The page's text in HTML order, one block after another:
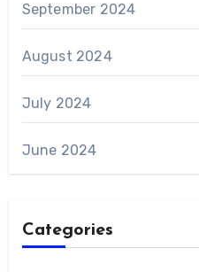
September 2024
August 2024
July 2024
June 2024
Categories